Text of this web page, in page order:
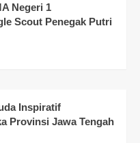
Negeri 1
Scout Penegak Putri
Inspiratif
Provinsi Jawa Tengah